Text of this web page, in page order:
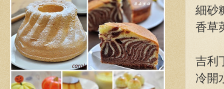
細砂
香草
吉利
冷開